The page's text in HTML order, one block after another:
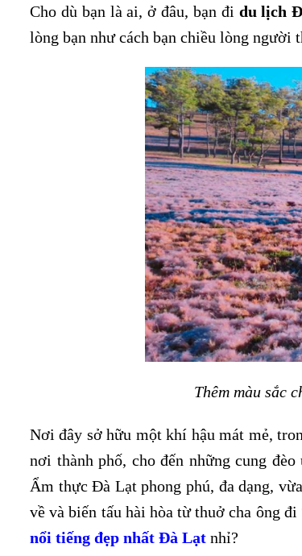
Cho dù bạn là ai, ở đâu, bạn đi du lịch
lòng bạn như cách bạn chiều lòng
Thêm màu sắc
Nơi đây sở hữu một khí hậu mát mẻ,
nơi thành phố, cho đến những cung
Ẩm thực Đà Lạt phong phú, đa dạng,
về và biến tấu hài hòa từ thuở cha ông
nổi tiếng đẹp nhất Đà Lạt nhỉ?